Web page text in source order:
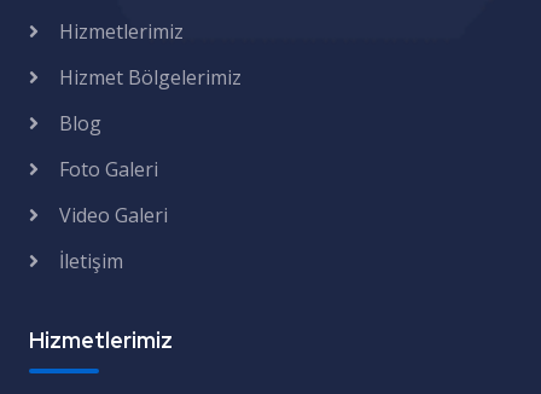
Hizmetlerimiz
Hizmet Bölgelerimiz
Blog
Foto Galeri
Video Galeri
İletişim
Hizmetlerimiz